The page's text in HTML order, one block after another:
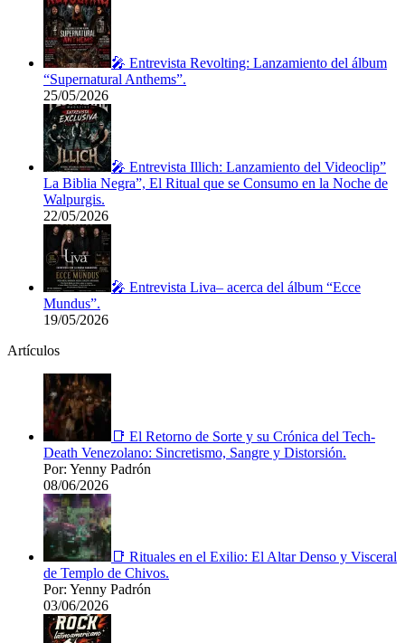
🎤 Entrevista Revolting: Lanzamiento del álbum
“Supernatural Anthems”.
25/05/2026
🎤 Entrevista Illich: Lanzamiento del Videoclip”
La Biblia Negra”, El Ritual que se Consumo en la Noche de
Walpurgis.
22/05/2026
🎤 Entrevista Liva– acerca del álbum “Ecce
Mundus”.
19/05/2026
Artículos
📑 El Retorno de Sorte y su Crónica del Tech-
Death Venezolano: Sincretismo, Sangre y Distorsión.
Por: Yenny Padrón
08/06/2026
📑 Rituales en el Exilio: El Altar Denso y Visceral
de Templo de Chivos.
Por: Yenny Padrón
03/06/2026